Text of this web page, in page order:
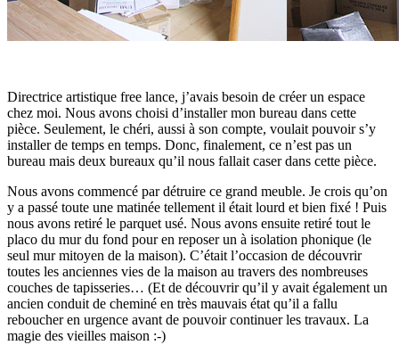
Directrice artistique free lance, j’avais besoin de créer un espace
chez moi. Nous avons choisi d’installer mon bureau dans cette
pièce. Seulement, le chéri, aussi à son compte, voulait pouvoir s’y
installer de temps en temps. Donc, finalement, ce n’est pas un
bureau mais deux bureaux qu’il nous fallait caser dans cette pièce.
Nous avons commencé par détruire ce grand meuble. Je crois qu’on
y a passé toute une matinée tellement il était lourd et bien fixé ! Puis
nous avons retiré le parquet usé. Nous avons ensuite retiré tout le
placo du mur du fond pour en reposer un à isolation phonique (le
seul mur mitoyen de la maison). C’était l’occasion de découvrir
toutes les anciennes vies de la maison au travers des nombreuses
couches de tapisseries… (Et de découvrir qu’il y avait également un
ancien conduit de cheminé en très mauvais état qu’il a fallu
reboucher en urgence avant de pouvoir continuer les travaux. La
magie des vieilles maison :-)